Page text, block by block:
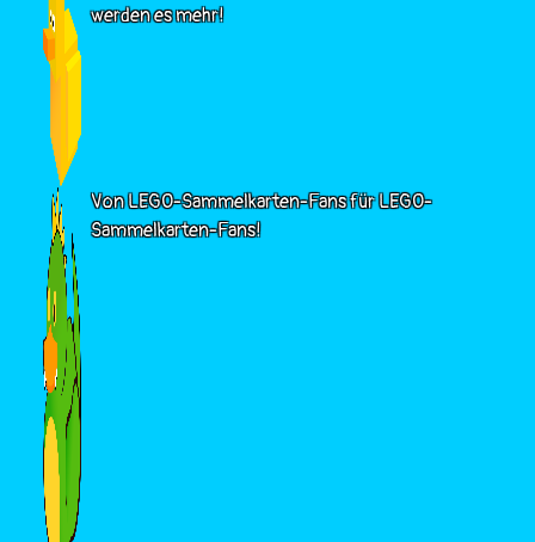
werden es mehr!
Von LEGO-Sammelkarten-Fans für LEGO-
Sammelkarten-Fans!